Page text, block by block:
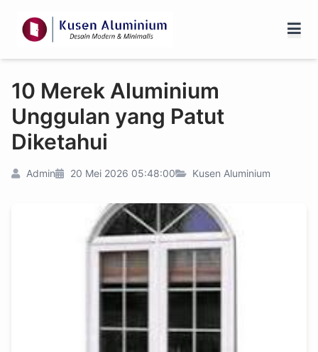
10 Merek Aluminium
Unggulan yang Patut
Diketahui
Admin 20 Mei 2026 05:48:00 Kusen Aluminium